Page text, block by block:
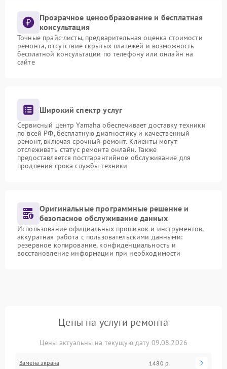
Прозрачное ценообразование и бесплатная
консультация
Точные прайс-листы, предварительная оценка стоимости
ремонта, отсутствие скрытых платежей и возможность
бесплатной консультации по телефону или онлайн на
сайте
Широкий спектр услуг
Сервисный центр Yamaha обеспечивает доставку техники
по всей РФ, бесплатную диагностику и качественный
ремонт, включая срочный ремонт. Клиенты могут
отслеживать статус ремонта онлайн. Также
предоставляется постгарантийное обслуживание для
продления срока службы техники
Оригинальные программные решение и
безопасное обслуживание данных
Использование официальных прошивок и инструментов,
аккуратная работа с пользовательскими данными:
резервное копирование, конфиденциальность и
восстановление информации при необходимости
Цены на услуги ремонта
Цены актуальны на текущую дату 09.08.2026
Замена экрана 1480 р